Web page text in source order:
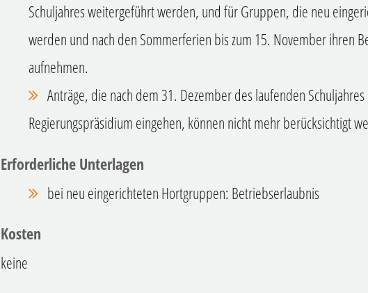
Schuljahres weitergeführt werden, und für Gruppen, die neu
werden und nach den Sommerferien bis zum 15. November ihren
aufnehmen.
Anträge, die nach dem 31. Dezember des laufenden
Regierungspräsidium eingehen, können nicht mehr berücksichtigt
Erforderliche Unterlagen
bei neu eingerichteten Hortgruppen: Betriebserlaubnis
Kosten
keine